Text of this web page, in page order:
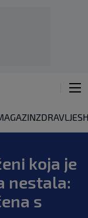
ZDRAVLJE
koja je
nestala:
s